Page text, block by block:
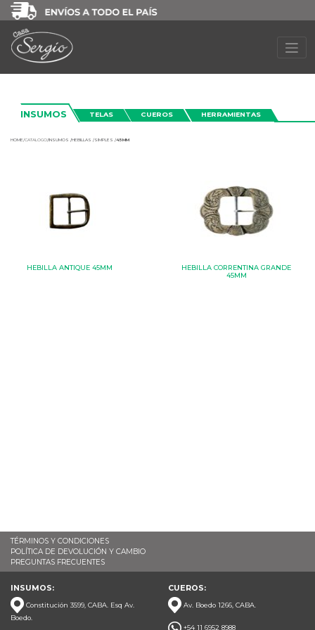
INSUMOS TELAS CUEROS HERRAMIENTAS
45MM
SIMPLES /
HEBILLAS /
INSUMOS /
CATALOGO/
/
HOME
HEBILLA ANTIQUE 45MM
HEBILLA CORRENTINA GRANDE
45MM
TÉRMINOS Y CONDICIONES
POLÍTICA DE DEVOLUCIÓN Y CAMBIO
PREGUNTAS FRECUENTES
INSUMOS:
Constitución 3599, CABA. Esq Av.
Boedo.
CUEROS:
Av. Boedo 1266, CABA.
+54 11 6952 8988